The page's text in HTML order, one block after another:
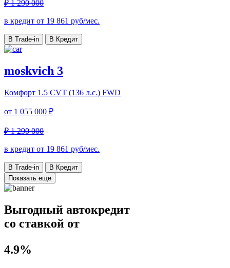
₽ 1 290 000
в кредит от 19 861 руб/мес.
В Trade-in В Кредит
moskvich 3
Комфорт 1.5 CVT (136 л.с.) FWD
от 1 055 000 ₽
₽ 1 290 000
в кредит от 19 861 руб/мес.
В Trade-in
В Кредит
Показать еще
Выгодный автокредит
со ставкой от
4.9%